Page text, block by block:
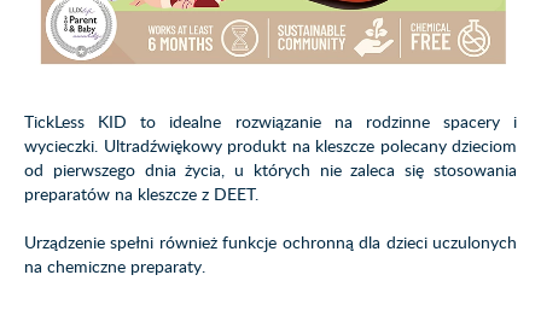
TickLess KID to idealne rozwiązanie na rodzinne spacery i
wycieczki. Ultradźwiękowy produkt na kleszcze polecany dzieciom
od pierwszego dnia życia, u których nie zaleca się stosowania
preparatów na kleszcze z DEET.
Urządzenie spełni również funkcje ochronną dla dzieci uczulonych
na chemiczne preparaty.